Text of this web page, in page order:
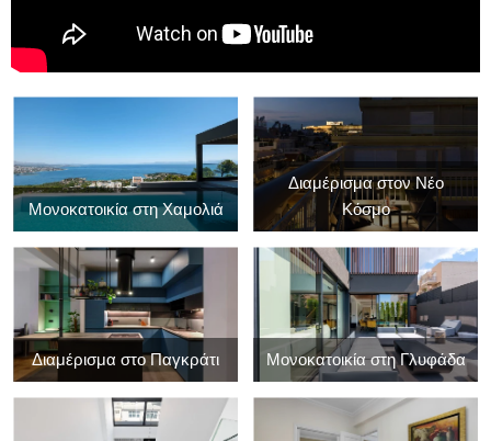
Μονοκατοικία στη Χαμολιά
Διαμέρισμα στον Νέο
Κόσμο
Διαμέρισμα στο Παγκράτι Μονοκατοικία στη Γλυφάδα